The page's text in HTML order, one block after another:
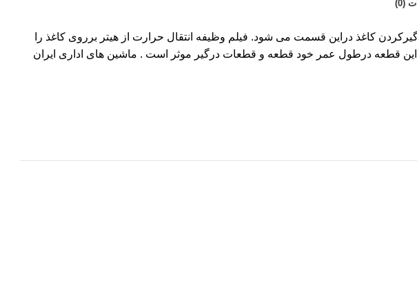
(0)
کاغذ دراین قسمت می شود. فیلم وظیفه انتقال حرارت از هیتر برروی کاغذ را
قطعه درطول عمر خود قطعه و قطعات درگیر موثر است . ماشین های اداری ایران